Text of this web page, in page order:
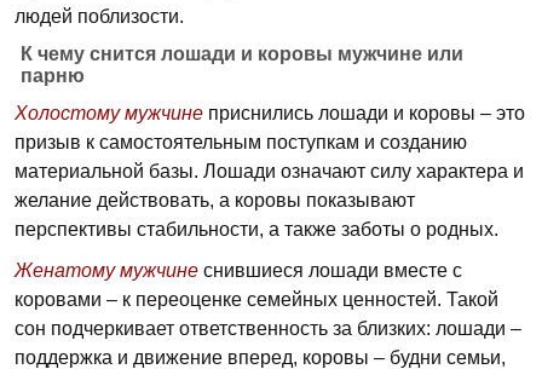
людей поблизости.
К чему снится лошади и коровы мужчине или
парню
Холостому мужчине приснились лошади и коровы – это
призыв к самостоятельным поступкам и созданию
материальной базы. Лошади означают силу характера и
желание действовать, а коровы показывают
перспективы стабильности, а также заботы о родных.
Женатому мужчине снившиеся лошади вместе с
коровами – к переоценке семейных ценностей. Такой
сон подчеркивает ответственность за близких: лошади –
поддержка и движение вперед, коровы – будни семьи,